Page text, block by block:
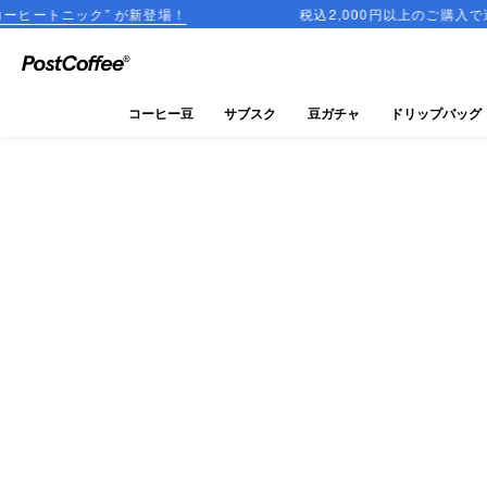
新登場！ 税込2,000円以上のご購入で送料無料
close
コーヒー豆 サブスク 豆ガチャ ドリップバッグ